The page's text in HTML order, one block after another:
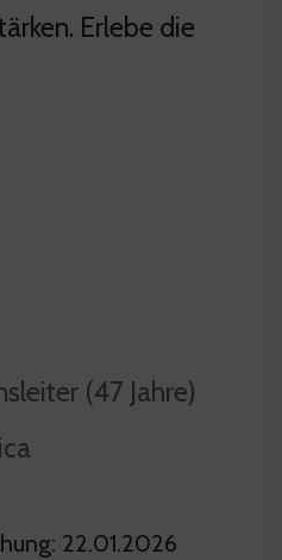
Erlebe die
(47 Jahre)
22.01.2026